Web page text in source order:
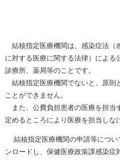
結核指定医療機関は、感染症法（
に対する医療に関する法律）による
診療所、薬局等のことです。
結核指定医療機関でないと、原則
ことができません。
また、公費負担患者の医療を担当
定めるところにより医療を担当しな
結核指定医療機関の申請等につい
ンロードし、保健医療政策課感染症